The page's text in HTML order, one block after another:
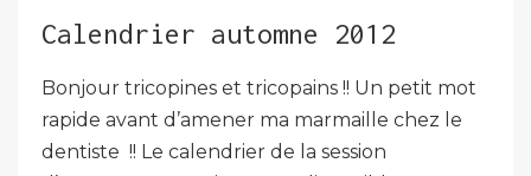
Calendrier automne 2012
Bonjour tricopines et tricopains !! Un petit mot
rapide avant d’amener ma marmaille chez le
dentiste !! Le calendrier de la session